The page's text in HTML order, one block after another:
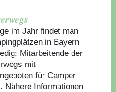
im Jahr findet man
in Bayern
Mitarbeitende der
mit
für Camper
Nähere Informationen